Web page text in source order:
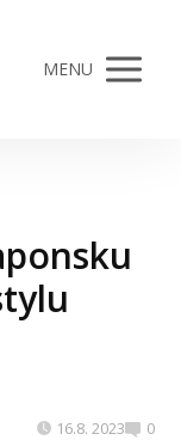
MENU
16.8. 2023 0